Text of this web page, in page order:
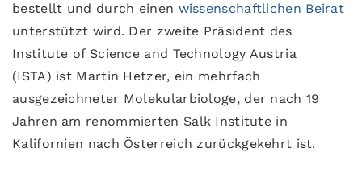
bestellt und durch einen wissenschaftlichen Beirat
unterstützt wird. Der zweite Präsident des
Institute of Science and Technology Austria
(ISTA) ist Martin Hetzer, ein mehrfach
ausgezeichneter Molekularbiologe, der nach 19
Jahren am renommierten Salk Institute in
Kalifornien nach Österreich zurückgekehrt ist.